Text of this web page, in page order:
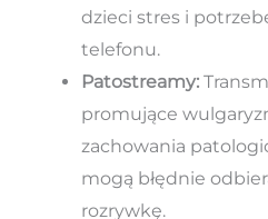
dzieci stres i
telefonu.
Patostreamy:
promujące
zachowania
mogą błędnie
rozrywkę.